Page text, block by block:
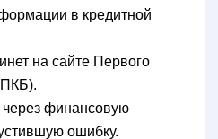
в кредитной
на сайте Первого
финансовую
ошибку.